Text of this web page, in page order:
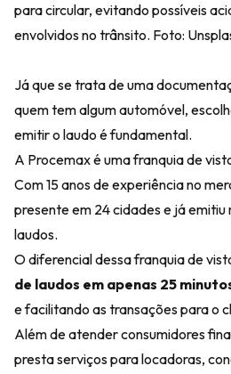
para circular, evitando possíveis
envolvidos no trânsito. Foto:
Já que se trata de uma
quem tem algum automóvel,
emitir o laudo é fundamental.
A Procemaxé uma franquia de
Com 15 anos de experiência no
presente em 24 cidades e já emitiu
laudos.
O diferencial dessa franquia de
de laudos em apenas 25
e facilitando as transações para o
Além de atender consumidores
presta serviços para locadoras,